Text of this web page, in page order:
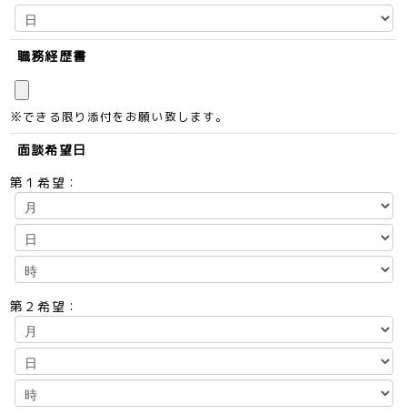
職務経歴書
※できる限り添付をお願い致します。
面談希望日
第１希望：
第２希望：